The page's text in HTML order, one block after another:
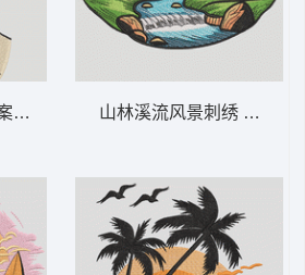
露营打火机 – 时尚户山林溪流风景刺绣 山间